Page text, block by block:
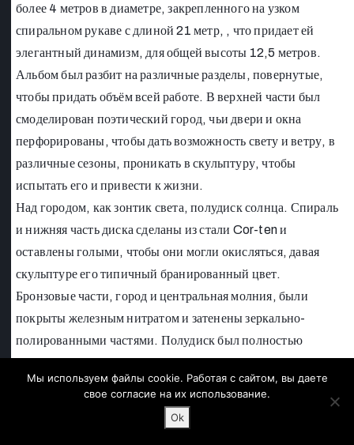
более 4 метров в диаметре, закрепленного на узком
спиральном рукаве с длиной 21 метр, , что придает ей
элегантный динамизм, для общей высоты 12,5 метров.
Альбом был разбит на различные разделы, повернутые,
чтобы придать объём всей работе. В верхней части был
смоделирован поэтический город, чьи двери и окна
перфорированы, чтобы дать возможность свету и ветру, в
различные сезоны, проникать в скульптуру, чтобы
испытать его и привести к жизни.
Над городом, как зонтик света, полудиск солнца. Спираль
и нижняя часть диска сделаны из стали Cor-ten и
оставлены голыми, чтобы они могли окисляться, давая
скульптуре его типичный бранированный цвет.
Бронзовые части, город и центральная молния, были
покрыты железным нитратом и затенены зеркально-
полированными частями. Полудиск был полностью
отполирован до зеркала.
Результат является внушительным и декоративным
произведением, таким образом, что он становится
неповторимым знаком для города.
Мы используем файлы cookie. Работая с сайтом, вы даете
свое согласие на их использование.
Ok